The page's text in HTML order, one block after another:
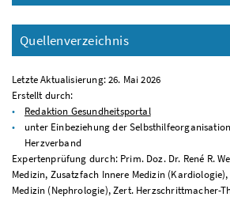
Quellenverzeichnis
Letzte Aktualisierung: 26. Mai 2026
Erstellt durch:
Redaktion Gesundheitsportal
unter Einbeziehung der
Herzverband
Expertenprüfung durch: Prim. Doz. Dr. René R.
Medizin, Zusatzfach Innere Medizin
Medizin (Nephrologie), Zert. Herzschrittmacher-